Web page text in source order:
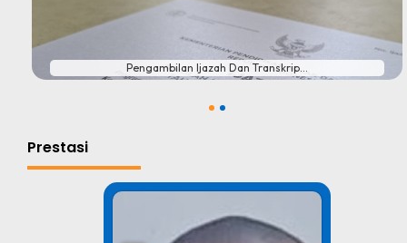
#
Pengambilan Ijazah Dan Transkrip...
Prestasi